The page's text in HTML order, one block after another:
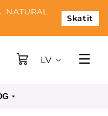
NATURAL
Skatīt
LV